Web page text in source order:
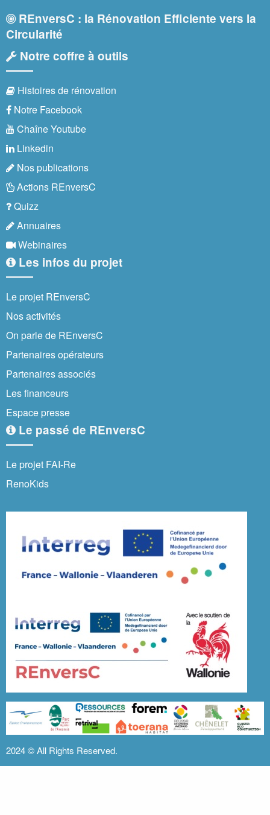
REnversC : la Rénovation Efficiente vers la
Circularité
Notre coffre à outils
Histoires de rénovation
Notre Facebook
Chaîne Youtube
Linkedin
Nos publications
Actions REnversC
Quizz
Annuaires
Webinaires
Les infos du projet
Le projet REnversC
Nos activités
On parle de REnversC
Partenaires opérateurs
Partenaires associés
Les financeurs
Espace presse
Le passé de REnversC
Le projet FAI-Re
RenoKids
2024 ©All Rights Reserved.